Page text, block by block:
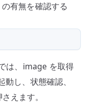
有無を確認する
は、image を取得
し、状態確認、
えます。